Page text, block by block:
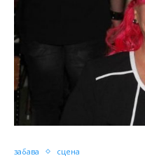
забава сцена